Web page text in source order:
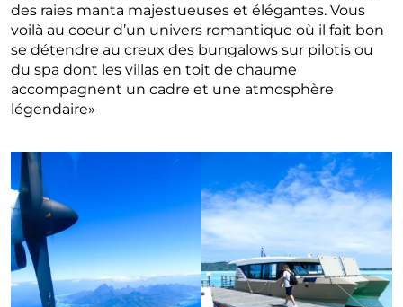
des raies manta majestueuses et élégantes. Vous
voilà au coeur d’un univers romantique où il fait bon
se détendre au creux des bungalows sur pilotis ou
du spa dont les villas en toit de chaume
accompagnent un cadre et une atmosphère
légendaire»